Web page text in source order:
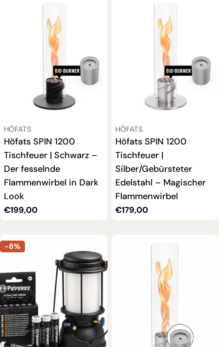
VERKÄUFER:
HÖFATS
Höfats SPIN 1200
Tischfeuer | Schwarz –
Der fesselnde
Flammenwirbel in Dark
Look
Regulärer
€199,00
VERKÄUFER:
HÖFATS
Höfats SPIN 1200
Tischfeuer |
Silber/Gebürsteter
Edelstahl – Magischer
Flammenwirbel
Regulärer
€179,00
-8%